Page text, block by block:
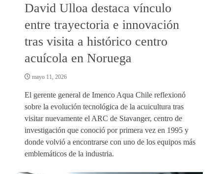
David Ulloa destaca vínculo
entre trayectoria e innovación
tras visita a histórico centro
acuícola en Noruega
mayo 11, 2026
El gerente general de Imenco Aqua Chile reflexionó
sobre la evolución tecnológica de la acuicultura tras
visitar nuevamente el ARC de Stavanger, centro de
investigación que conoció por primera vez en 1995 y
donde volvió a encontrarse con uno de los equipos más
emblemáticos de la industria.